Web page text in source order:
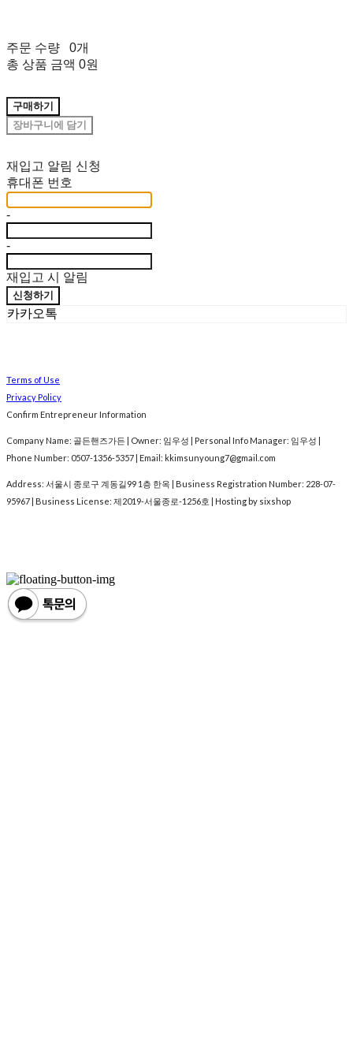
주문 수량
0개
총 상품 금액 0원
구매하기
장바구니에 담기
재입고 알림 신청
휴대폰 번호
-
-
재입고 시 알림
신청하기
카카오톡
Terms of Use
Privacy Policy
Confirm Entrepreneur Information
Company Name: 골든핸즈가든 | Owner: 임우성 | Personal Info Manager: 임우성 |
Phone Number: 0507-1356-5357 | Email: kkimsunyoung7@gmail.com
Address: 서울시 종로구 계동길99 1층 한옥 | Business Registration Number: 228-07-
95967 | Business License: 제2019-서울종로-1256호 | Hosting by sixshop